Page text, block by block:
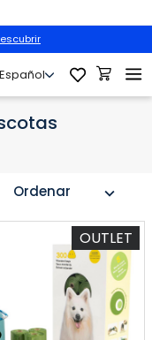
Ordenar expand_more
OUTLET